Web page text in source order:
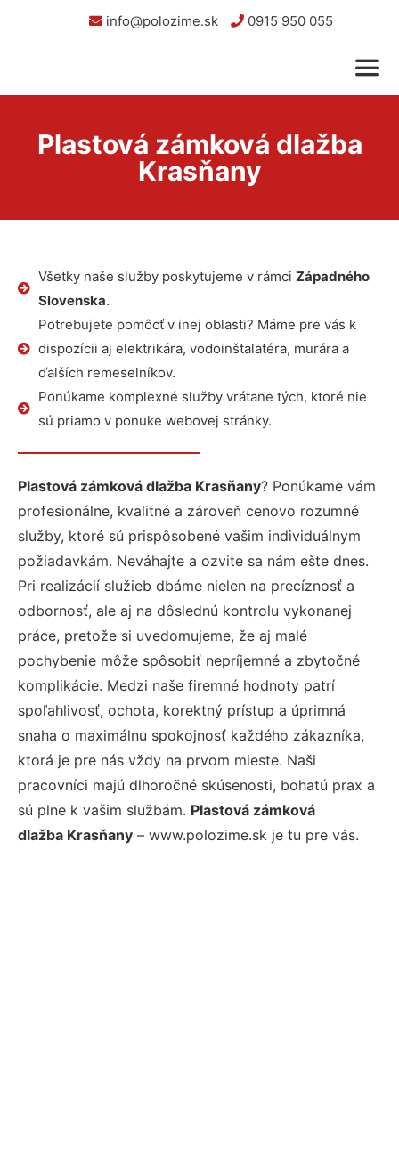
info@polozime.sk 0915 950 055
Plastová zámková dlažba
Krasňany
Všetky naše služby poskytujeme v rámci Západného
Slovenska.
Potrebujete pomôcť v inej oblasti? Máme pre vás k
dispozícii aj elektrikára, vodoinštalatéra, murára a
ďalších remeselníkov.
Ponúkame komplexné služby vrátane tých, ktoré nie
sú priamo v ponuke webovej stránky.
Plastová zámková dlažba Krasňany? Ponúkame vám
profesionálne, kvalitné a zároveň cenovo rozumné
služby, ktoré sú prispôsobené vašim individuálnym
požiadavkám. Neváhajte a ozvite sa nám ešte dnes.
Pri realizácií služieb dbáme nielen na precíznosť a
odbornosť, ale aj na dôslednú kontrolu vykonanej
práce, pretože si uvedomujeme, že aj malé
pochybenie môže spôsobiť nepríjemné a zbytočné
komplikácie. Medzi naše firemné hodnoty patrí
spoľahlivosť, ochota, korektný prístup a úprimná
snaha o maximálnu spokojnosť každého zákazníka,
ktorá je pre nás vždy na prvom mieste. Naši
pracovníci majú dlhoročné skúsenosti, bohatú prax a
sú plne k vašim službám. Plastová zámková
dlažba Krasňany – www.polozime.sk je tu pre vás.